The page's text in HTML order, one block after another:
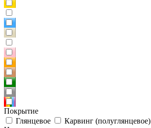
Покрытие
Глянцевое
Карвинг (полуглянцевое)